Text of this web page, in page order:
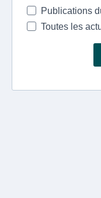
Publications
Toutes les